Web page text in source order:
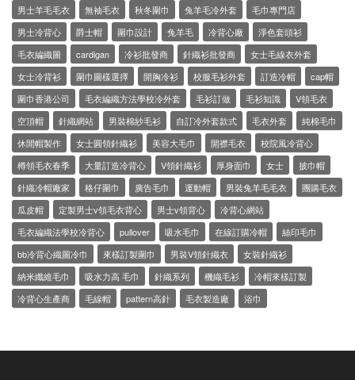
男士羊毛毛衣
無袖毛衣 秋冬圍巾 兔羊毛冷外套
毛巾專門店
男士冷背心
爵士帽 圍巾設計 兔羊毛 冷背心廠
淨色套頭衫
毛衣編織圖
cardigan 冷衫批發商 針織衫批發商
女士毛線衣外套
女士冷背衫
圍巾圖樣選擇 開胸冷衫 校服毛衫外套 訂造冷帽
cap帽
圍巾香港公司
毛衣編織方法學校冷外套 毛衫訂做 毛衫知識
V領毛衣
空頂帽
針織網站 男裝棉紗毛衫 自訂冷外套款式 毛衣外套
純棉毛巾
休閒帽製作
女士圓領針織衫 美容大毛巾 開襟毛衣
校院風冷背心
樽領毛衣春季
大量訂造冷背心 V領針織衫 厚身面巾 女士
披巾帽
針織冷帽廠家
格仔圍巾 廣告毛巾 運動帽 男裝兔羊毛毛衣
團購毛衣
瓜皮帽
定製男士v領毛衣背心 男士v領背心
冷背心網站
毛衣編織法學校冷背心
pullover 吸水毛巾 在線訂購冷帽
絲印毛巾
bb冷背心織圖冷巾
來樣訂製圍巾 男裝V領針織衣
女裝針織衫
納米纖維毛巾
吸水力高 毛巾 針織系列 機織毛衫
冷帽來樣訂製
冷背心生產商
毛線帽 pattern高針 毛衣製造廠 浴巾